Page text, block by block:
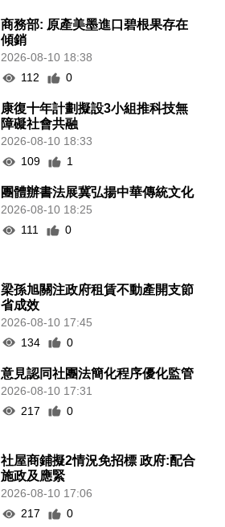
商務部: 原產美墨進口碧根果存在
傾銷
2026-08-10 18:38
112
0
康復十年計劃擬設3小組推科技無
障礙社會共融
2026-08-10 18:33
109
1
團體辦書法展冀弘揚中華傳統文化
2026-08-10 18:25
111
0
梁孫旭關注政府租賃不動產開支節
省成效
2026-08-10 17:45
134
0
意見認同社團法簡化程序優化監管
2026-08-10 17:31
217
0
社屋商鋪擬2情況免招標 政府:配合
施政及應緊
2026-08-10 17:06
217
0